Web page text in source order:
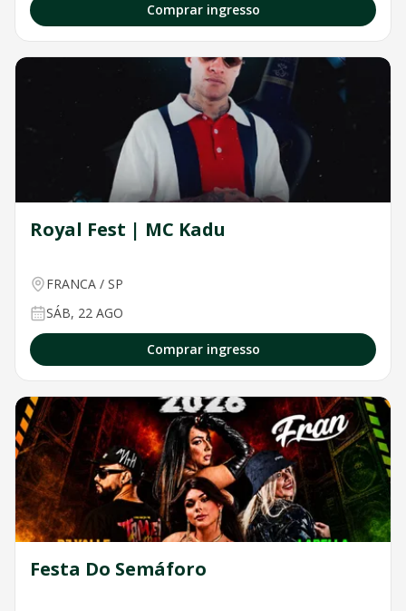
Comprar ingresso
Royal Fest | MC Kadu
FRANCA / SP
SÁB, 22 AGO
Comprar ingresso
Festa Do Semáforo